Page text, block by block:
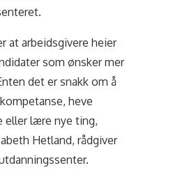
at arbeidsgivere heier
som ønsker mer
det er snakk om å
heve
eller lære nye ting,
Hetland, rådgiver